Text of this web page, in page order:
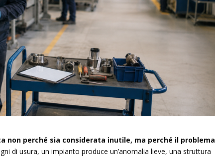
non perché sia considerata inutile, ma perché il problema
di usura, un impianto produce un’anomalia lieve, una struttura